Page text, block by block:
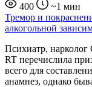
400
~1 мин
Тремор и
алкогольной
Психиатр, нарколог
RT перечислила
всего для
анамнез, однако